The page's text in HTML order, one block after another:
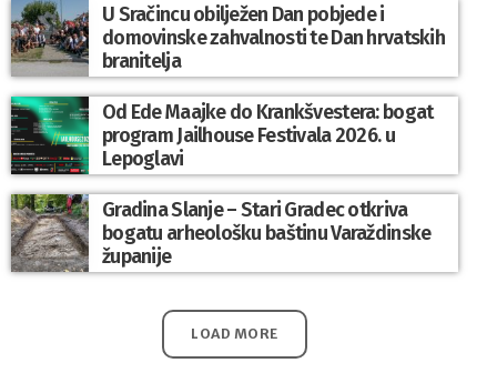
U Sračincu obilježen Dan pobjede i
domovinske zahvalnosti te Dan hrvatskih
branitelja
Od Ede Maajke do Krankšvestera: bogat
program Jailhouse Festivala 2026. u
Lepoglavi
Gradina Slanje – Stari Gradec otkriva
bogatu arheološku baštinu Varaždinske
županije
LOAD MORE